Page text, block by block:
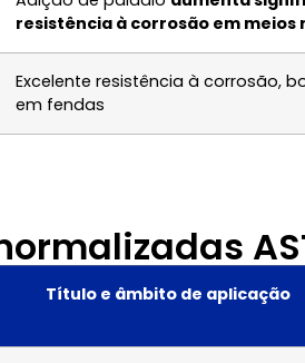
resistência à corrosão em meios
Excelente resistência à corrosão,
em fendas
Título e âmbito de aplicação